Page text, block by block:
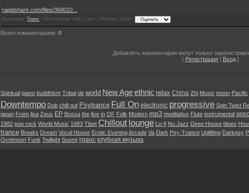
rapidshare.com/files/368010...
Категория: Транс | Просмотров: 434 | Теги: | Рейтинг: 0.0/0 |
Всего комментариев: 0
Добавлять комментарии могут только
[ Регистрация| Вход]
Spiritual piano buddhism Tribal de world New Ageethnic relax China Zhi Music moon Pacific
Downtempo Dub chill out Psytrance Full On electronic progressive Spin Twist
japan From lisa Zeus EP Bossa the live in OF Folk Modern mp3 meditative Flute instrumental
1982 pop rock World Music 1983 Tibet Chillout lounge Lo-fi Nu Jazz Deep House blues
trance Breaks Dream Vocal House Erotic EveningArcade Va Dark Psy-Trance Uplifting Darkpsy
Ovnimoon Funk Twilight Suomi транс клубная музыка